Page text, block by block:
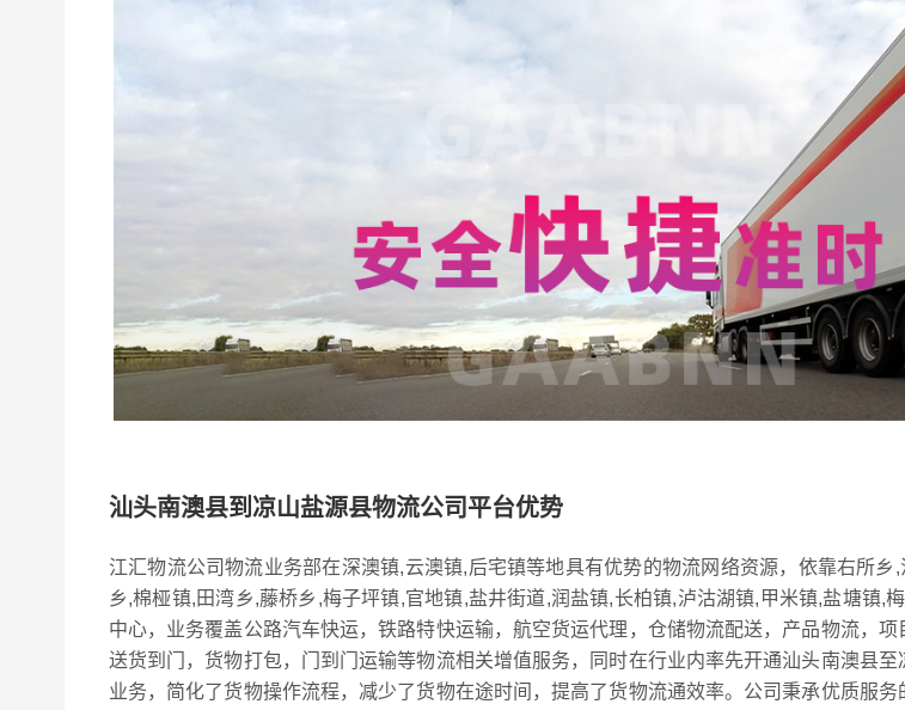
汕头南澳县到凉山盐源县物流公司平台优势
江汇物流公司物流业务部在深澳镇,云澳镇,后宅镇等地具有优势的物流网络资源，依靠右所乡
乡,棉桠镇,田湾乡,藤桥乡,梅子坪镇,官地镇,盐井街道,润盐镇,长柏镇,泸沽湖镇,甲米镇,盐塘镇,
中心，业务覆盖公路汽车快运，铁路特快运输，航空货运代理，仓储物流配送，产品物流，项
送货到门，货物打包，门到门运输等物流相关增值服务，同时在行业内率先开通汕头南澳县
业务，简化了货物操作流程，减少了货物在途时间，提高了货物流通效率。公司秉承优质服